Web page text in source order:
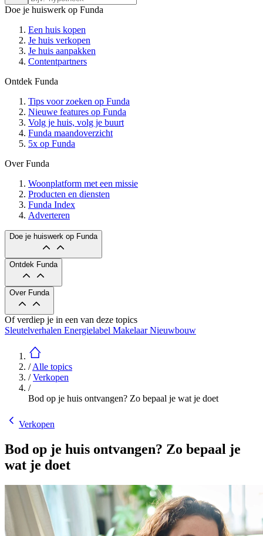
Doe je huiswerk op Funda
Een huis kopen
Je huis verkopen
Je huis aanpakken
Contentpartners
Ontdek Funda
Tips voor zoeken op Funda
Nieuwe features op Funda
Volg je huis, volg je buurt
Funda maandoverzicht
5x op Funda
Over Funda
Woonplatform met een missie
Producten en diensten
Funda Index
Adverteren
Doe je huiswerk op Funda
Ontdek Funda
Over Funda
Of verdiep je in een van deze topics
Sleutelverhalen Energielabel MakelaarNieuwbouw
/Alle topics
/Verkopen
/
Bod op je huis ontvangen? Zo bepaal je wat je doet
Verkopen
Bod op je huis ontvangen? Zo bepaal je
wat je doet